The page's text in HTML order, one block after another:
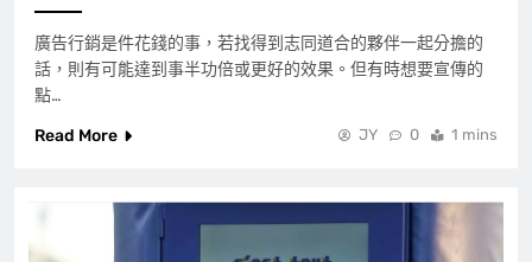
廣告行銷是件花錢的事，若找得到志同道合的夥伴一起分擔的
話，則有可能達到事半功倍或更好的效果。但有時想要宣傳的
點…
Read More
JY 0 1 mins